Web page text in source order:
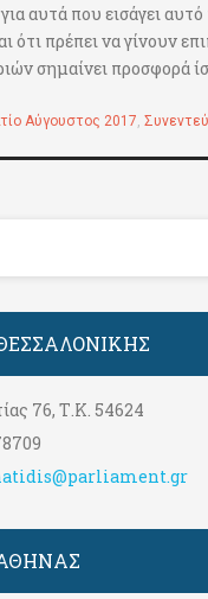
αυτά που εισάγει
ότι πρέπει να γίνουν
σημαίνει προσφορά
Αύγουστος 2017,
76, Τ.Κ. 54624